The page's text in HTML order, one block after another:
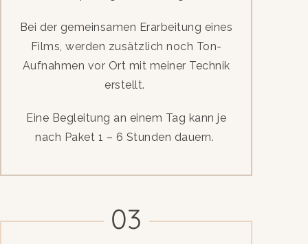
Bei der gemeinsamen Erarbeitung eines
Films, werden zusätzlich noch Ton-
Aufnahmen vor Ort mit meiner Technik
erstellt.
Eine Begleitung an einem Tag kann je
nach Paket 1 – 6 Stunden dauern.
03